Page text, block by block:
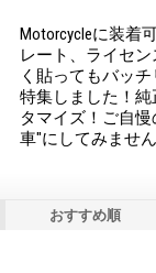
Motorcycleに装着
レート、ライセ
く貼ってもバッ
特集しました！
タマイズ！ご自慢
車"にしてみませ
おすすめ順